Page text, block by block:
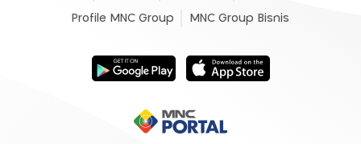
Profile MNC Group MNC Group Bisnis